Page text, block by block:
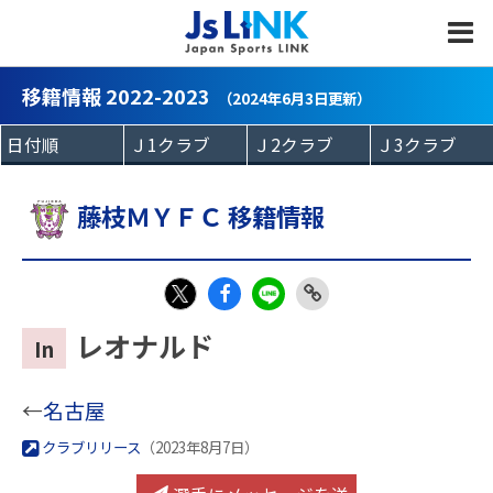
移籍情報 2022-2023 （2024年6月3日更新）
藤枝ＭＹＦＣ 移籍情報
In レオナルド
←名古屋
クラブリリース （2023年8月7日）